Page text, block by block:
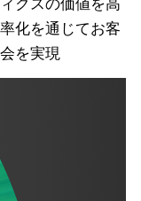
クスの価値を高
化を通じてお客
を実現